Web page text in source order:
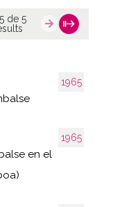
de 5
1965
1965
en el